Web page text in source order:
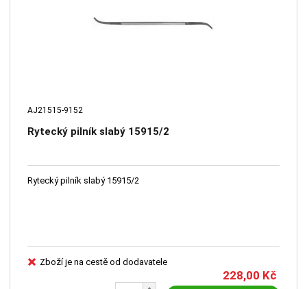
AJ21515-9152
Rytecký pilník slabý 15915/2
Rytecký pilník slabý 15915/2
Zboží je na cestě od dodavatele
228,00 Kč